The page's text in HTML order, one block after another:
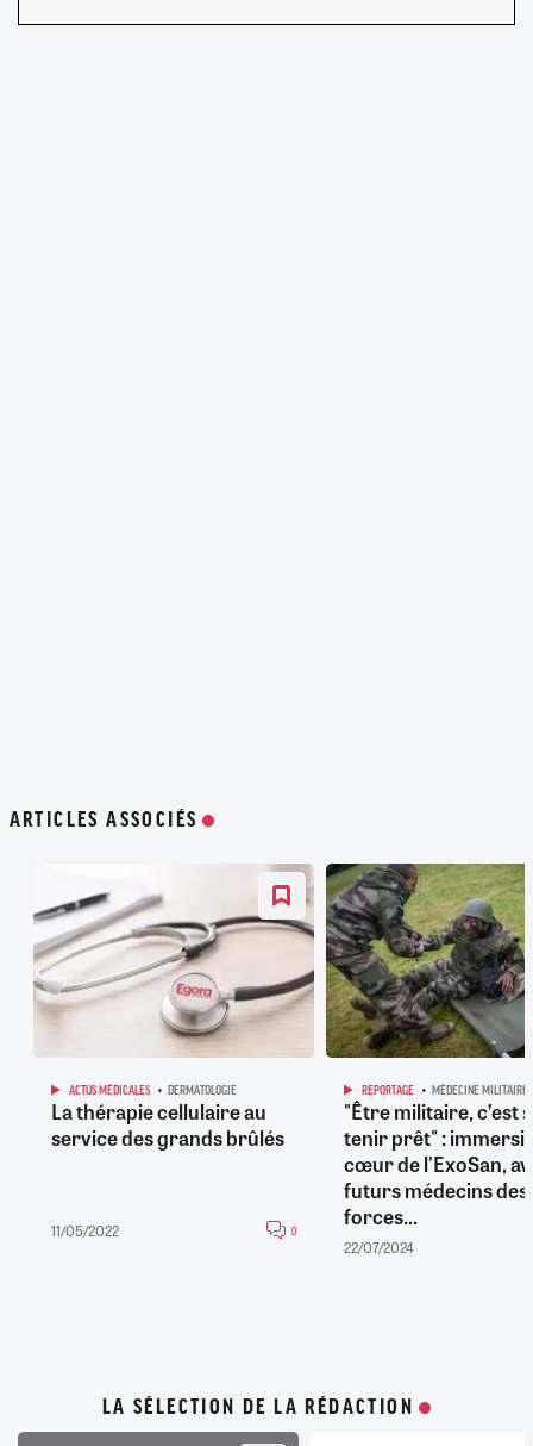
ARTICLES ASSOCIÉS
ACTUS MÉDICALES DERMATOLOGIE
La thérapie cellulaire au
service des grands brûlés
11/05/2022 0
REPORTAGE MÉDECINE MILITAIRE
"Être militaire, c’est
tenir prêt" :
cœur de l'ExoSan,
futurs médecins des
forces...
22/07/2024
LA SÉLECTION DE LA RÉDACTION